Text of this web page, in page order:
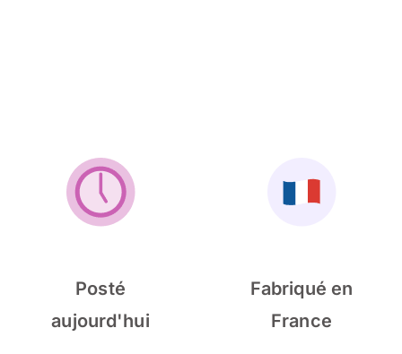
Posté
aujourd'hui
Fabriqué en
France